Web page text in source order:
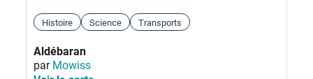
Histoire Science Transports
Aldébaran
par Mowiss